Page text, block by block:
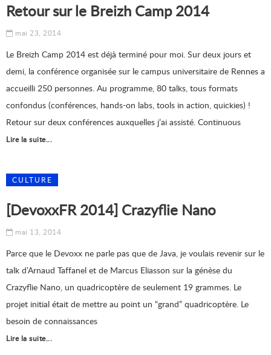
Retour sur le Breizh Camp 2014
mai 23, 2014
Le Breizh Camp 2014 est déjà terminé pour moi. Sur deux jours et
demi, la conférence organisée sur le campus universitaire de Rennes a
accueilli 250 personnes. Au programme, 80 talks, tous formats
confondus (conférences, hands-on labs, tools in action, quickies) !
Retour sur deux conférences auxquelles j’ai assisté. Continuous
Lire la suite...
CULTURE
[DevoxxFR 2014] Crazyflie Nano
mai 13, 2014
Parce que le Devoxx ne parle pas que de Java, je voulais revenir sur le
talk d’Arnaud Taffanel et de Marcus Eliasson sur la génèse du
Crazyflie Nano, un quadricoptère de seulement 19 grammes. Le
projet initial était de mettre au point un “grand” quadricoptère. Le
besoin de connaissances
Lire la suite...